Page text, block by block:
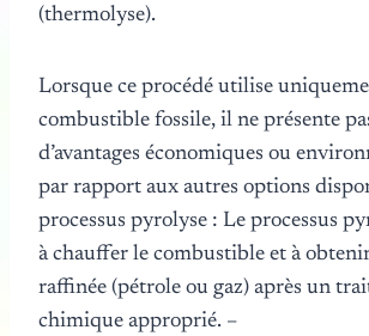
(thermolyse).
Lorsque ce procédé utilise
combustible fossile, il ne présente
d’avantages économiques ou
par rapport aux autres options
processus pyrolyse : Le processus
à chauffer le combustible et à
raffinée (pétrole ou gaz) après un
chimique approprié. –